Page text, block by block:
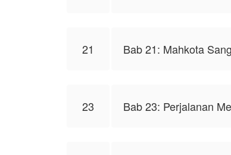
21 Bab 21: Mahkota
23 Bab 23: Perjalanan